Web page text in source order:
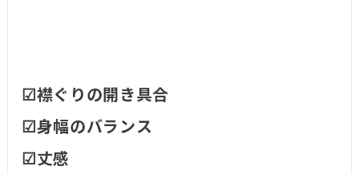
☑襟ぐりの開き具合
☑身幅のバランス
☑丈感